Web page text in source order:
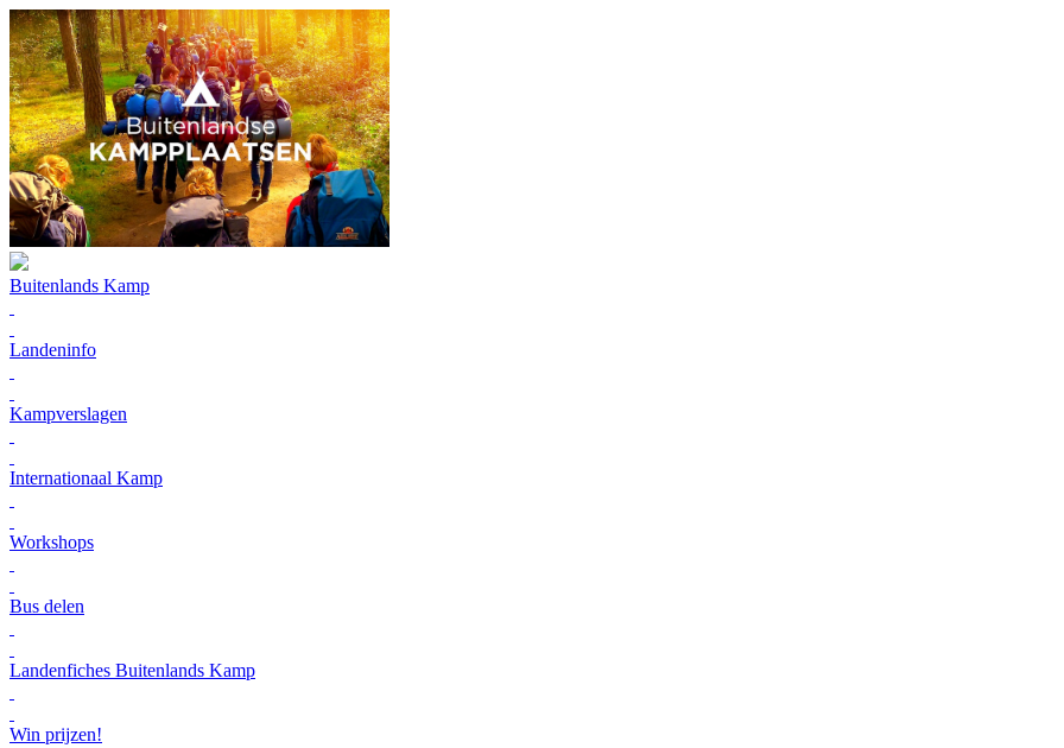
Buitenlands Kamp
Landeninfo
Kampverslagen
Internationaal Kamp
Workshops
Bus delen
Landenfiches Buitenlands Kamp
Win prijzen!